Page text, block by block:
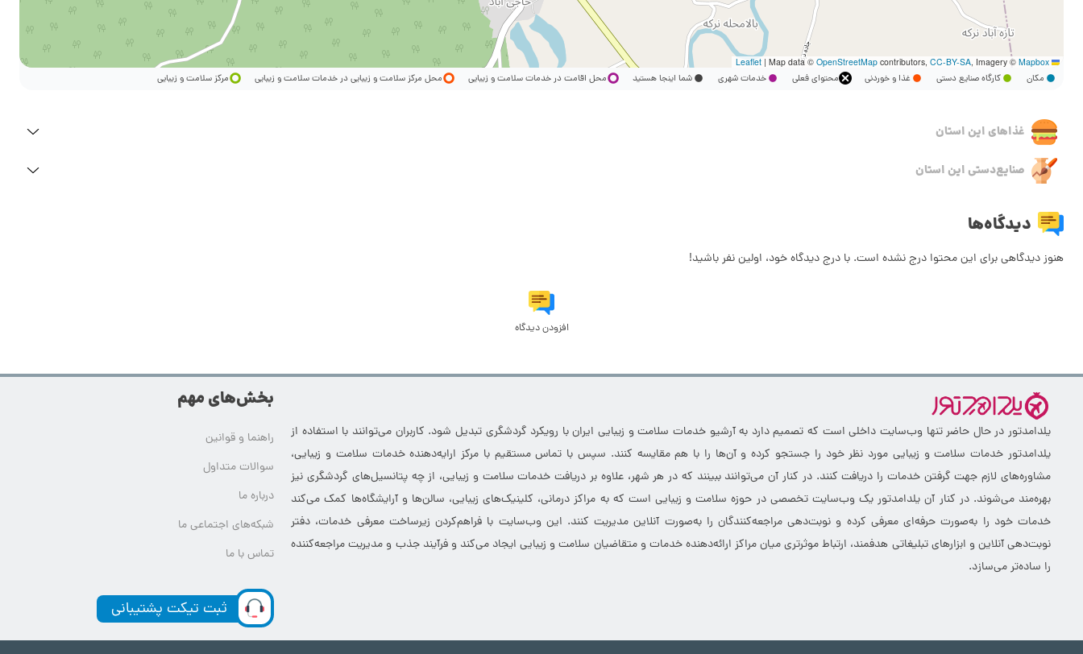
Leaflet
| Map data © OpenStreetMapcontributors, CC-BY-SA, Imagery © Mapbox
مکان کارگاه صنایع دستی غذا و خوردنی محتوای فعلی خدمات شهری شما اینجا هستید محل اقامت در خدمات سلامت و زیبایی محل مرکز سلامت و زیبایی در خدمات سلامت و زیبایی مرکز سلامت و زیبایی
غذاهای این استان
صنایع‌دستی این استان
دیدگاه‌ها
هنوز دیدگاهی برای این محتوا درج نشده است. با درج دیدگاه خود، اولین نفر باشید!
افزودن دیدگاه
یلدامدتور در حال حاضر تنها وب‌سایت داخلی است که تصمیم دارد به آرشیو خدمات سلامت و زیبایی ایران با رویکرد گردشگری تبدیل شود. کاربران می‌توانند با استفاده از
یلدامدتور خدمات سلامت و زیبایی مورد نظر خود را جستجو کرده و آن‌ها را با هم مقایسه کنند. سپس با تماس مستقیم با مرکز ارایه‌دهنده خدمات سلامت و زیبایی،
مشاوره‌های لازم جهت گرفتن خدمات را دریافت کنند. در کنار آن می‌توانند ببینند که در هر شهر، علاوه بر دریافت خدمات سلامت و زیبایی، از چه پتانسیل‌های گردشگری نیز
بهره‌مند می‌شوند. در کنار آن یلدامدتور یک وب‌سایت تخصصی در حوزه سلامت و زیبایی است که به مراکز درمانی، کلینیک‌های زیبایی، سالن‌ها و آرایشگاه‌ها کمک می‌کند
خدمات خود را به‌صورت حرفه‌ای معرفی کرده و نوبت‌دهی مراجعه‌کنندگان را به‌صورت آنلاین مدیریت کنند. این وب‌سایت با فراهم‌کردن زیرساخت معرفی خدمات، دفتر
نوبت‌دهی آنلاین و ابزارهای تبلیغاتی هدفمند، ارتباط موثرتری میان مراکز ارائه‌دهنده خدمات و متقاضیان سلامت و زیبایی ایجاد می‌کند و فرآیند جذب و مدیریت مراجعه‌کننده
را ساده‌تر می‌سازد.
بخش‌های مهم
راهنما و قوانین
سوالات متداول
درباره ما
شبکه‌های اجتماعی ما
تماس با ما
ثبت تیکت پشتیبانی